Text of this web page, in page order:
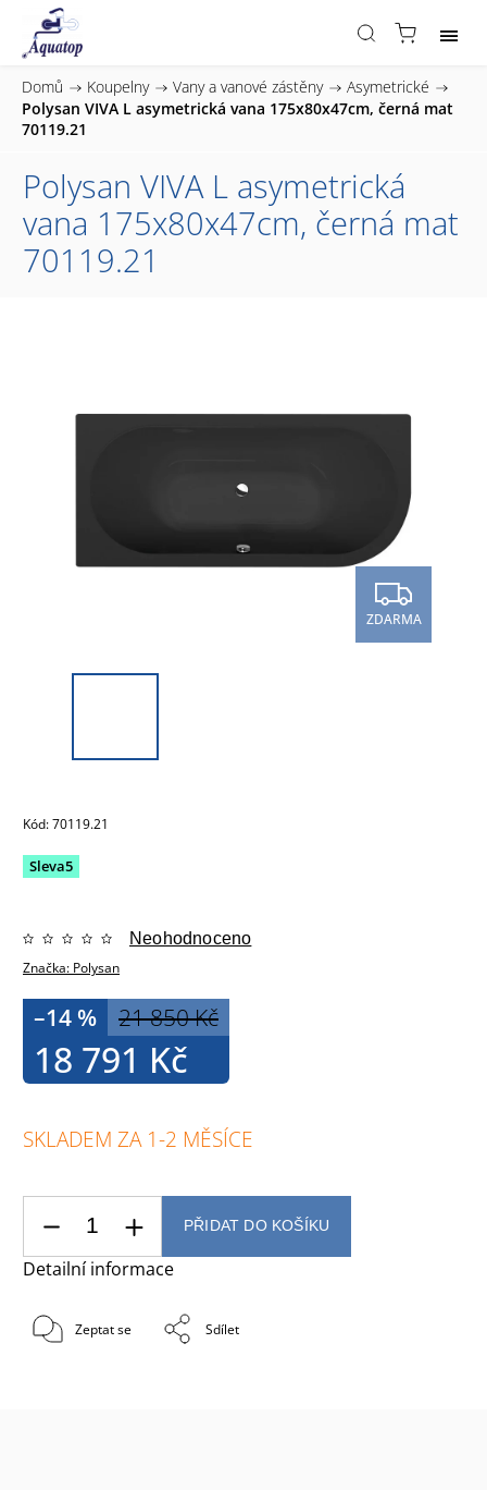
Domů / Koupelny / Vany a vanové zástěny / Asymetrické /
Polysan VIVA L asymetrická vana 175x80x47cm, černá mat
70119.21
Polysan VIVA L asymetrická
vana 175x80x47cm, černá mat
70119.21
ZDARMA
Kód:70119.21
Sleva5
Značka: Polysan
Neohodnoceno
21 850 Kč
–14 %
18 791 Kč
SKLADEM ZA 1-2 MĚSÍCE
PŘIDAT DO KOŠÍKU
Detailní informace
Zeptat se Sdílet